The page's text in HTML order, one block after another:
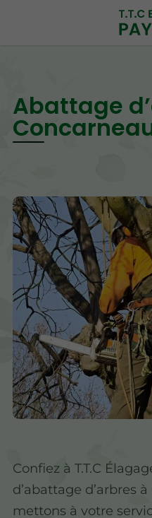
Abattage
Confiez à T.T.C
d’abattage d’arbres
mettons à votre